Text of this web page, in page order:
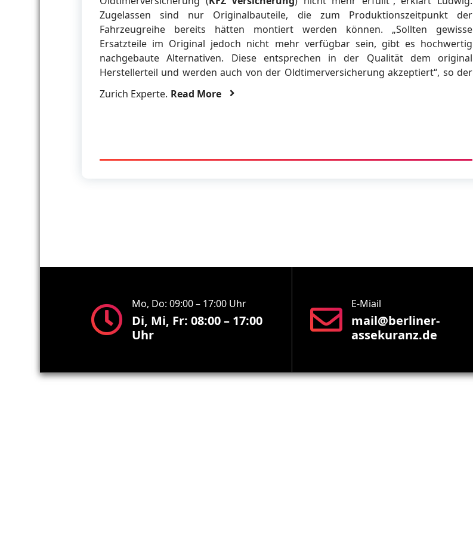
Zugelassen sind nur Originalbauteile, die zum Produktionszeitpunkt der
Fahrzeugreihe bereits hätten montiert werden können. „Sollten gewisse
Ersatzteile im Original jedoch nicht mehr verfügbar sein, gibt es hochwertig
nachgebaute Alternativen. Diese entsprechen in der Qualität dem original
Herstellerteil und werden auch von der Oldtimerversicherung akzeptiert“, so der
Zurich Experte. Read More
Mo, Do: 09:00 – 17:00 Uhr
Di, Mi, Fr: 08:00 – 17:00
Uhr
E-Miail
mail@berliner-
assekuranz.de